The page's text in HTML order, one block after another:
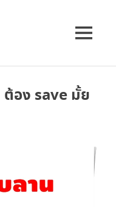
MENU
ต้อง save มั้ย